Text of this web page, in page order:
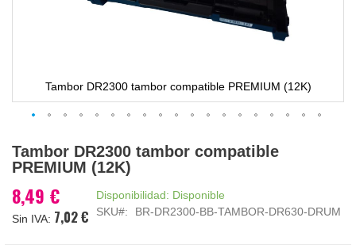
Tambor DR2300 tambor compatible PREMIUM (12K)
al
comienzo
la
galería
Tambor DR2300 tambor compatible
PREMIUM (12K)
8,49 €
7,02 €
Disponibilidad: Disponible
SKU
BR-DR2300-BB-TAMBOR-DR630-DRUM